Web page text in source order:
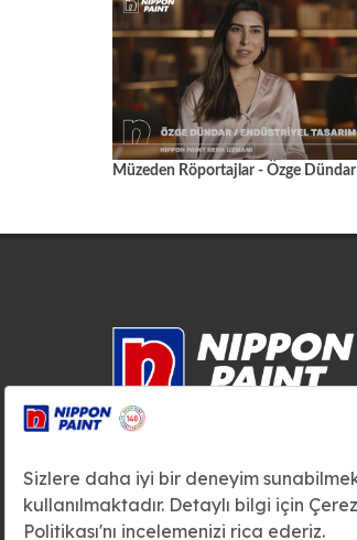
Müzeden Röportajlar - Özge Dündar